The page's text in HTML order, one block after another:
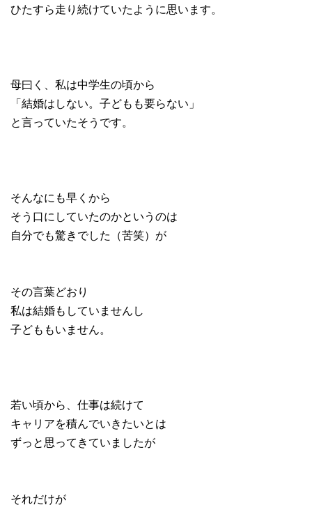
ひたすら走り続けていたように思います。
母曰く、私は中学生の頃から
「結婚はしない。子どもも要らない」
と言っていたそうです。
そんなにも早くから
そう口にしていたのかというのは
自分でも驚きでした（苦笑）が
その言葉どおり
私は結婚もしていませんし
子どももいません。
若い頃から、仕事は続けて
キャリアを積んでいきたいとは
ずっと思ってきていましたが
それだけが